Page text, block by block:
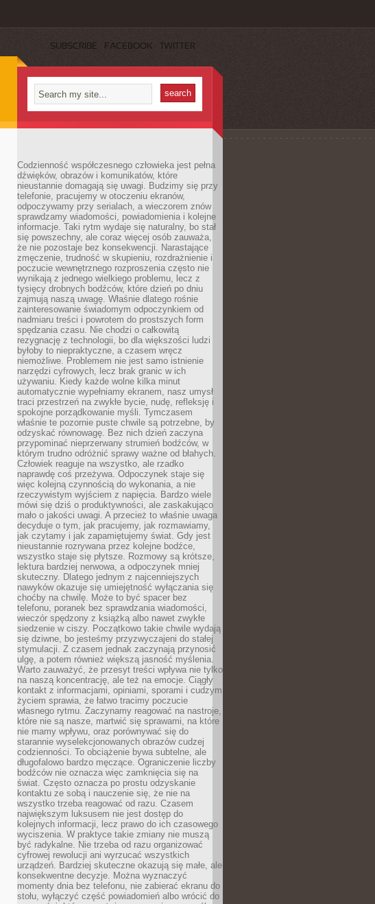
SUBSCRIBE FACEBOOK TWITTER
Codzienność współczesnego człowieka jest pełna
dźwięków, obrazów i komunikatów, które
nieustannie domagają się uwagi. Budzimy się przy
telefonie, pracujemy w otoczeniu ekranów,
odpoczywamy przy serialach, a wieczorem znów
sprawdzamy wiadomości, powiadomienia i kolejne
informacje. Taki rytm wydaje się naturalny, bo stał
się powszechny, ale coraz więcej osób zauważa,
że nie pozostaje bez konsekwencji. Narastające
zmęczenie, trudność w skupieniu, rozdrażnienie i
poczucie wewnętrznego rozproszenia często nie
wynikają z jednego wielkiego problemu, lecz z
tysięcy drobnych bodźców, które dzień po dniu
zajmują naszą uwagę. Właśnie dlatego rośnie
zainteresowanie świadomym odpoczynkiem od
nadmiaru treści i powrotem do prostszych form
spędzania czasu. Nie chodzi o całkowitą
rezygnację z technologii, bo dla większości ludzi
byłoby to niepraktyczne, a czasem wręcz
niemożliwe. Problemem nie jest samo istnienie
narzędzi cyfrowych, lecz brak granic w ich
używaniu. Kiedy każde wolne kilka minut
automatycznie wypełniamy ekranem, nasz umysł
traci przestrzeń na zwykłe bycie, nudę, refleksję i
spokojne porządkowanie myśli. Tymczasem
właśnie te pozornie puste chwile są potrzebne, by
odzyskać równowagę. Bez nich dzień zaczyna
przypominać nieprzerwany strumień bodźców, w
którym trudno odróżnić sprawy ważne od błahych.
Człowiek reaguje na wszystko, ale rzadko
naprawdę coś przeżywa. Odpoczynek staje się
więc kolejną czynnością do wykonania, a nie
rzeczywistym wyjściem z napięcia. Bardzo wiele
mówi się dziś o produktywności, ale zaskakująco
mało o jakości uwagi. A przecież to właśnie uwaga
decyduje o tym, jak pracujemy, jak rozmawiamy,
jak czytamy i jak zapamiętujemy świat. Gdy jest
nieustannie rozrywana przez kolejne bodźce,
wszystko staje się płytsze. Rozmowy są krótsze,
lektura bardziej nerwowa, a odpoczynek mniej
skuteczny. Dlatego jednym z najcenniejszych
nawyków okazuje się umiejętność wyłączania się
choćby na chwilę. Może to być spacer bez
telefonu, poranek bez sprawdzania wiadomości,
wieczór spędzony z książką albo nawet zwykłe
siedzenie w ciszy. Początkowo takie chwile wydają
się dziwne, bo jesteśmy przyzwyczajeni do stałej
stymulacji. Z czasem jednak zaczynają przynosić
ulgę, a potem również większą jasność myślenia.
Warto zauważyć, że przesyt treści wpływa nie tylko
na naszą koncentrację, ale też na emocje. Ciągły
kontakt z informacjami, opiniami, sporami i cudzym
życiem sprawia, że łatwo tracimy poczucie
własnego rytmu. Zaczynamy reagować na nastroje,
które nie są nasze, martwić się sprawami, na które
nie mamy wpływu, oraz porównywać się do
starannie wyselekcjonowanych obrazów cudzej
codzienności. To obciążenie bywa subtelne, ale
długofalowo bardzo męczące. Ograniczenie liczby
bodźców nie oznacza więc zamknięcia się na
świat. Często oznacza po prostu odzyskanie
kontaktu ze sobą i nauczenie się, że nie na
wszystko trzeba reagować od razu. Czasem
największym luksusem nie jest dostęp do
kolejnych informacji, lecz prawo do ich czasowego
wyciszenia. W praktyce takie zmiany nie muszą
być radykalne. Nie trzeba od razu organizować
cyfrowej rewolucji ani wyrzucać wszystkich
urządzeń. Bardziej skuteczne okazują się małe, ale
konsekwentne decyzje. Można wyznaczyć
momenty dnia bez telefonu, nie zabierać ekranu do
stołu, wyłączyć część powiadomień albo wrócić do